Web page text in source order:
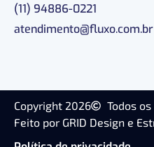
(11) 94886-0221
atendimento@fluxo.com.br
Copyright 2026
Todos
Feito por GRID Design e